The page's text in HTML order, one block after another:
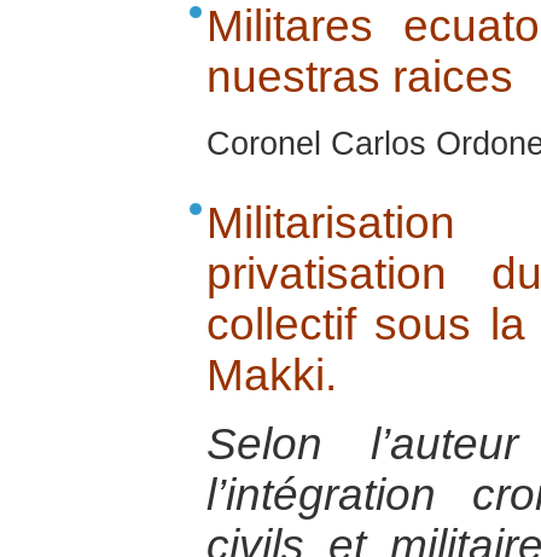
Militares
nuestras raices
Coronel Carlos
Militarisation
privatisation
collectif sous
Makki.
Selon
l’intégration
civils et